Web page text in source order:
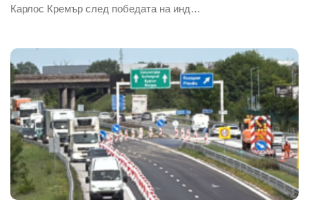
Карлос Кремър след победата на инд…